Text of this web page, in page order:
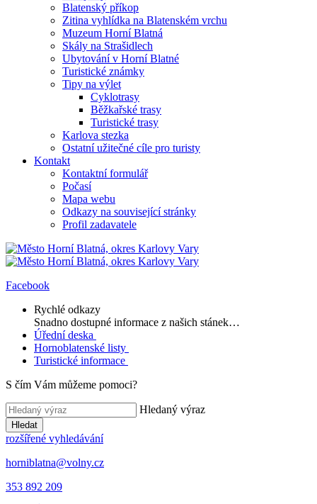
Blatenský příkop
Zitina vyhlídka na Blatenském vrchu
Muzeum Horní Blatná
Skály na Strašidlech
Ubytování v Horní Blatné
Turistické známky
Tipy na výlet
Cyklotrasy
Běžkařské trasy
Turistické trasy
Karlova stezka
Ostatní užitečné cíle pro turisty
Kontakt
Kontaktní formulář
Počasí
Mapa webu
Odkazy na související stránky
Profil zadavatele
Facebook
Rychlé odkazy
Snadno dostupné informace z našich stánek…
Úřední deska
Hornoblatenské listy
Turistické informace
S čím Vám můžeme pomoci?
Hledaný výraz
Hledat
rozšířené vyhledávání
horniblatna@volny.cz
353 892 209